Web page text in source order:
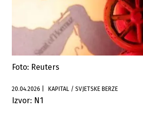
Foto: Reuters
20.04.2026 KAPITAL / SVJETSKE BERZE
Izvor: N1